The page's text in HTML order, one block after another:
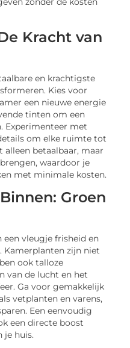
zonder de kosten
Kracht van
en krachtigste
Kies voor
een nieuwe energie
tinten om een
Experimenteer met
om elke ruimte tot
alleen betaalbaar, maar
waardoor je
met minimale kosten.
Groen
een vleugje frisheid en
Kamerplanten zijn niet
ook talloze
van de lucht en het
Ga voor gemakkelijk
vetplanten en varens,
Een eenvoudig
een directe boost
je huis.